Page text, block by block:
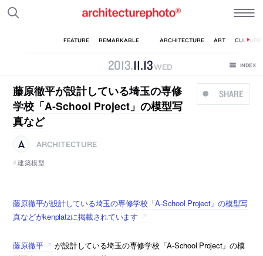
2013.11.13WED
SHARE
藤原徹平が設計している埼玉の専修
学校「A-School Project」の模型写
真など
ARCHITECTURE
建築模型
藤原徹平が設計している埼玉の専修学校「A-School Project」の模型写
真などがkenplatzに掲載されています
藤原徹平
が設計している埼玉の専修学校「A-School Project」の模